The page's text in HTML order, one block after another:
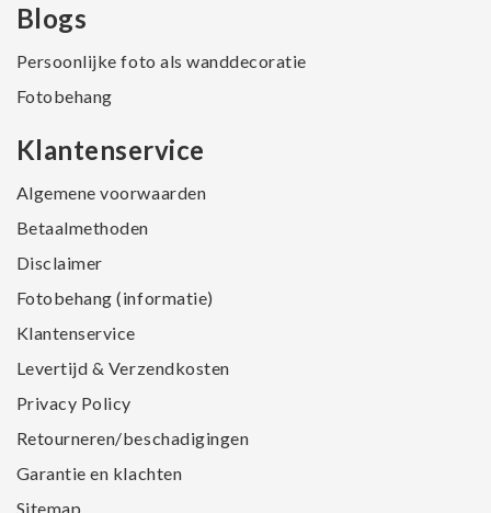
Blogs
Persoonlijke foto als wanddecoratie
Fotobehang
Klantenservice
Algemene voorwaarden
Betaalmethoden
Disclaimer
Fotobehang (informatie)
Klantenservice
Levertijd & Verzendkosten
Privacy Policy
Retourneren/beschadigingen
Garantie en klachten
Sitemap